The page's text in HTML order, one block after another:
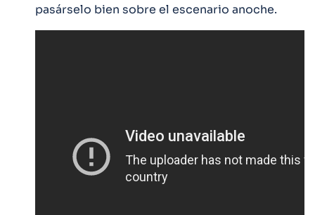
pasárselo bien sobre el escenario anoche.